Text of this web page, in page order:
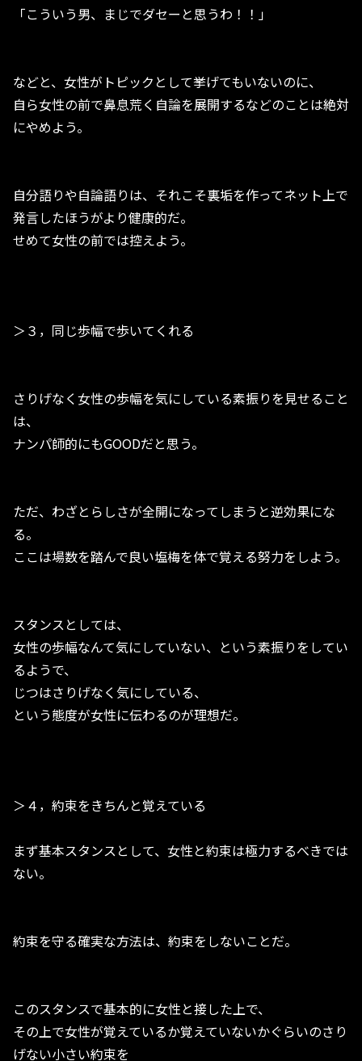
「こういう男、まじでダセーと思うわ！！」
などと、女性がトピックとして挙げてもいないのに、
自ら女性の前で鼻息荒く自論を展開するなどのことは絶対
にやめよう。
自分語りや自論語りは、それこそ裏垢を作ってネット上で
発言したほうがより健康的だ。
せめて女性の前では控えよう。
＞３，同じ歩幅で歩いてくれる
さりげなく女性の歩幅を気にしている素振りを見せること
は、
ナンパ師的にもGOODだと思う。
ただ、わざとらしさが全開になってしまうと逆効果にな
る。
ここは場数を踏んで良い塩梅を体で覚える努力をしよう。
スタンスとしては、
女性の歩幅なんて気にしていない、という素振りをしてい
るようで、
じつはさりげなく気にしている、
という態度が女性に伝わるのが理想だ。
＞４，約束をきちんと覚えている
まず基本スタンスとして、女性と約束は極力するべきでは
ない。
約束を守る確実な方法は、約束をしないことだ。
このスタンスで基本的に女性と接した上で、
その上で女性が覚えているか覚えていないかぐらいのさり
げない小さい約束を